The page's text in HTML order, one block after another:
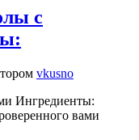
с
vkusno
Ингредиенты:
вами